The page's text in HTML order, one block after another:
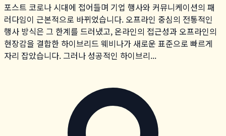
포스트 코로나 시대에 접어들며 기업 행사와 커뮤니케이션의 패
러다임이 근본적으로 바뀌었습니다. 오프라인 중심의 전통적인
행사 방식은 그 한계를 드러냈고, 온라인의 접근성과 오프라인의
현장감을 결합한 하이브리드 웨비나가 새로운 표준으로 빠르게
자리 잡았습니다. 그러나 성공적인 하이브리...